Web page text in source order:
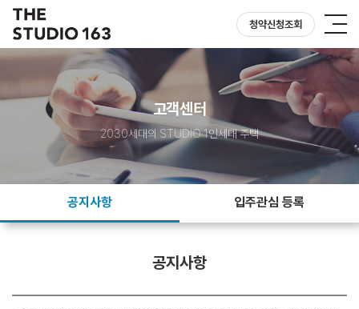
청약신청조회
고객센터
2030세대의 STUDIO 1인세대 주택
공지사항 입주관심 등록
공지사항